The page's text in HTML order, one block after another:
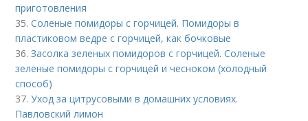
приготовления
35.Соленые помидоры с горчицей. Помидоры в
пластиковом ведре с горчицей, как бочковые
36.Засолка зеленых помидоров с горчицей. Соленые
зеленые помидоры с горчицей и чесноком (холодный
способ)
37.Уход за цитрусовыми в домашних условиях.
Павловский лимон